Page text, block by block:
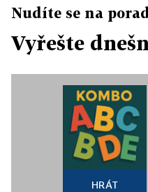
Nudíte se na
Vyřešte
HRÁT